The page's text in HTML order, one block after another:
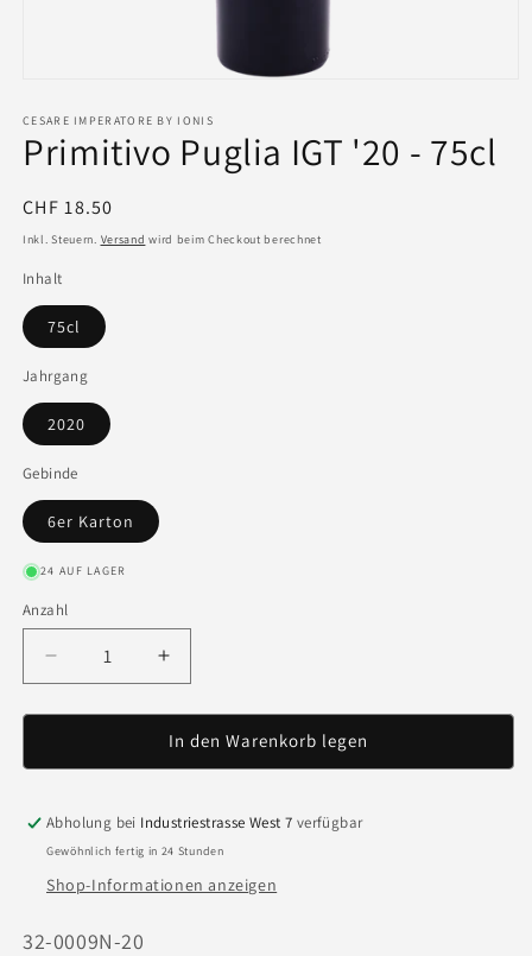
CESARE IMPERATORE BY IONIS
Primitivo Puglia IGT '20 - 75cl
Normaler
Preis
CHF 18.50
Inkl. Steuern. Versand wird beim Checkout berechnet
Inhalt
75cl
Jahrgang
2020
Gebinde
6er Karton
24 AUF LAGER
Anzahl
Anzahl
Verringere
die
Menge
Primitivo
IGT
&#39;20
75cl
Erhöhe
die
Menge
für
Primitivo
IGT
75cl
In den Warenkorb legen
Abholung bei Industriestrasse West 7 verfügbar
Gewöhnlich fertig in 24 Stunden
Shop-Informationen anzeigen
Art.
32-0009N-20